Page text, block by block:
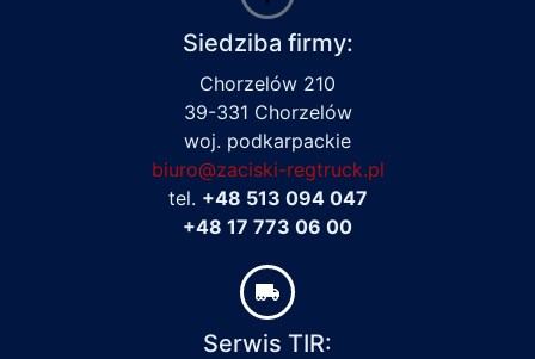
Siedziba firmy:
Chorzelów 210
39-331 Chorzelów
woj. podkarpackie
biuro@zaciski-regtruck.pl
tel. +48 513 094 047
+48 17 773 06 00
Serwis TIR: